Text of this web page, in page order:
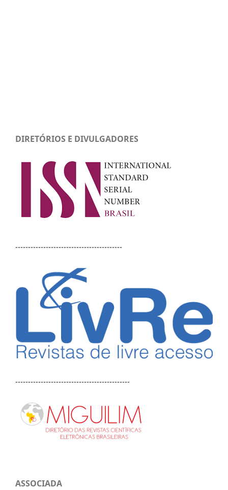
DIRETÓRIOS E DIVULGADORES
------------------------------------------
---------------------------------------------
ASSOCIADA